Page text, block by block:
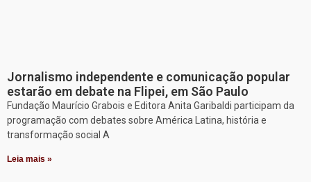
Jornalismo independente e comunicação popular
estarão em debate na Flipei, em São Paulo
Fundação Maurício Grabois e Editora Anita Garibaldi participam da
programação com debates sobre América Latina, história e
transformação social A
Leia mais »